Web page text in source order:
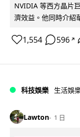
NVIDIA 等西方晶片
濟效益。他同時介紹
1,554 596 ↗
科技娛樂 生活娛
Lawton 1 日